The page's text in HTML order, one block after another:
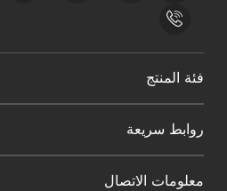
فئة المنتج
روابط سريعة
معلومات الاتصال